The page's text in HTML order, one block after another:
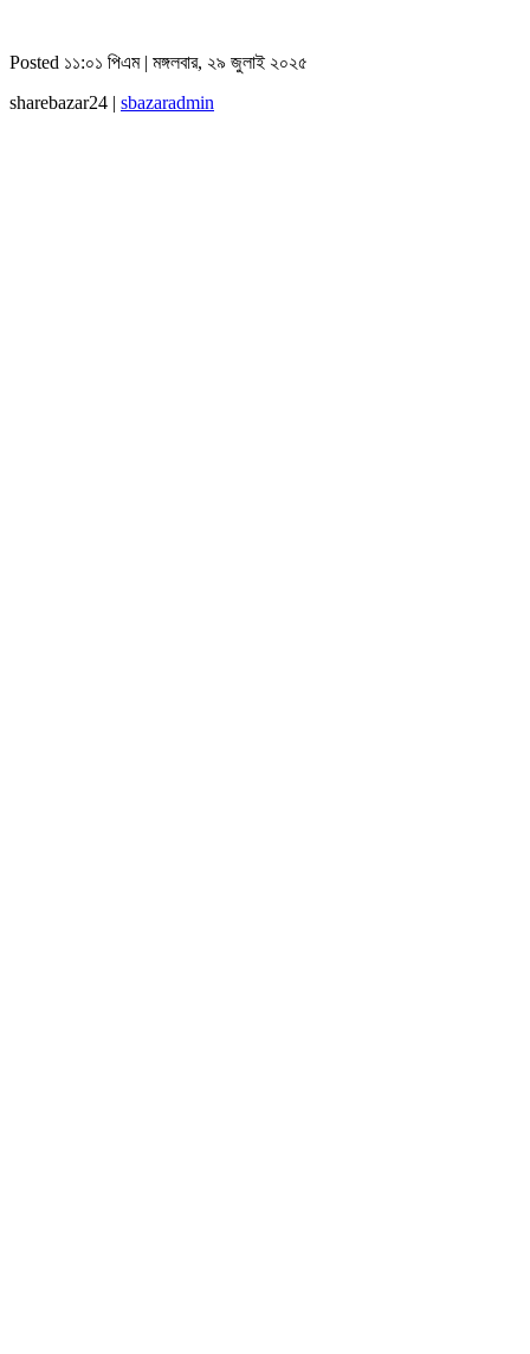
Posted ১১:০১ পিএম | মঙ্গলবার, ২৯ জুলাই ২০২৫
sharebazar24 | sbazaradmin